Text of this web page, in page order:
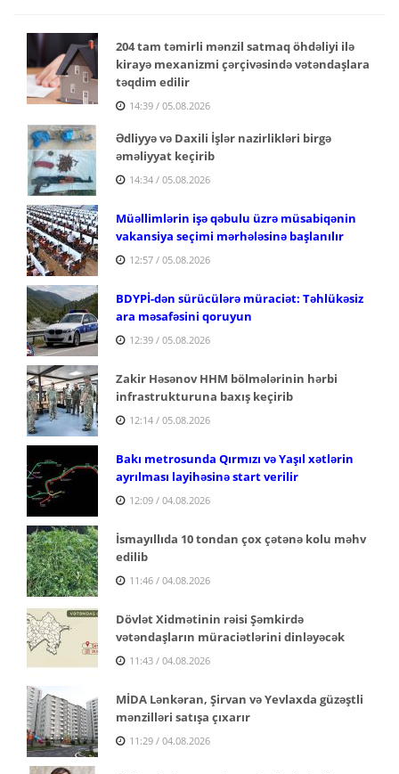
204 tam təmirli mənzil satmaq öhdəliyi ilə
kirayə mexanizmi çərçivəsində vətəndaşlara
təqdim edilir
14:39 / 05.08.2026
Ədliyyə və Daxili İşlər nazirlikləri birgə
əməliyyat keçirib
14:34 / 05.08.2026
Müəllimlərin işə qəbulu üzrə müsabiqənin
vakansiya seçimi mərhələsinə başlanılır
12:57 / 05.08.2026
BDYPİ-dən sürücülərə müraciət: Təhlükəsiz
ara məsafəsini qoruyun
12:39 / 05.08.2026
Zakir Həsənov HHM bölmələrinin hərbi
infrastrukturuna baxış keçirib
12:14 / 05.08.2026
Bakı metrosunda Qırmızı və Yaşıl xətlərin
ayrılması layihəsinə start verilir
12:09 / 04.08.2026
İsmayıllıda 10 tondan çox çətənə kolu məhv
edilib
11:46 / 04.08.2026
Dövlət Xidmətinin rəisi Şəmkirdə
vətəndaşların müraciətlərini dinləyəcək
11:43 / 04.08.2026
MİDA Lənkəran, Şirvan və Yevlaxda güzəştli
mənzilləri satışa çıxarır
11:29 / 04.08.2026